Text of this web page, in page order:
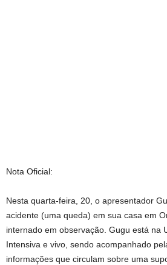
Nota Oficial:
Nesta quarta-feira, 20, o apresentador
acidente (uma queda) em sua casa em
internado em observação. Gugu está na
Intensiva e vivo, sendo acompanhado
informações que circulam sobre uma